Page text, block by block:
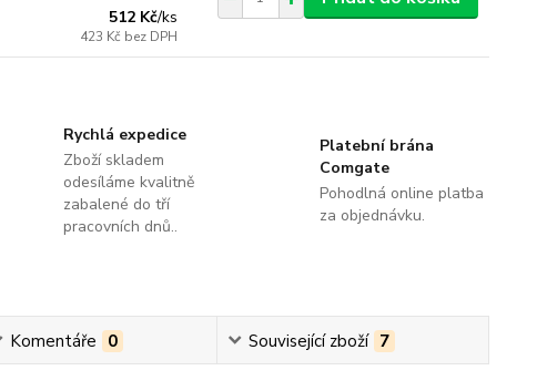
512 Kč/ks
423 Kč bez DPH
Rychlá expedice
Zboží skladem
odesíláme kvalitně
zabalené do tří
pracovních dnů..
Platební brána
Comgate
Pohodlná online platba
za objednávku.
Komentáře 0 Související zboží 7